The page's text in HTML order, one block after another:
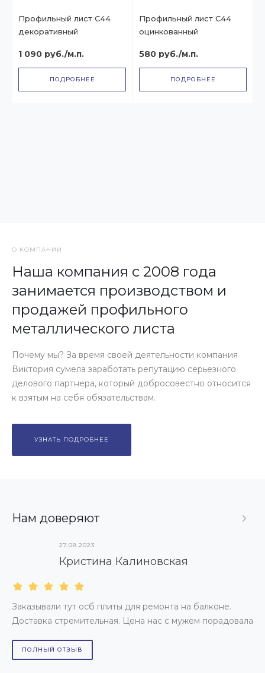
Профильный лист С44
декоративный
1 090 руб./м.п.
ПОДРОБНЕЕ
Профильный лист С44
оцинкованный
580 руб./м.п.
ПОДРОБНЕЕ
О КОМПАНИИ
Наша компания с 2008 года
занимается производством и
продажей профильного
металлического листа
Почему мы? За время своей деятельности компания
Виктория сумела заработать репутацию серьезного
делового партнера, который добросовестно относится
к взятым на себя обязательствам.
УЗНАТЬ ПОДРОБНЕЕ
Нам доверяют
27.08.2023
Кристина Калиновская​
Заказывали тут осб плиты для ремонта на балконе.
Доставка стремительная. Цена нас с мужем порадовала
ПОЛНЫЙ ОТЗЫВ